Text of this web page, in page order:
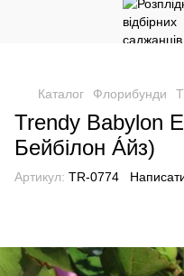
Каталог Флорибунди
Trendy Babylon
Бейбілон А́йз)
Артикул: TR-0774